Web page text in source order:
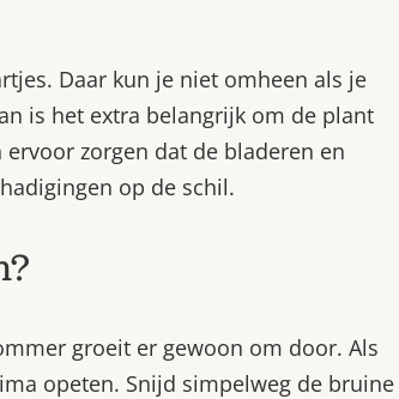
Daar kun je niet omheen als je
is het extra belangrijk om de plant
zorgen dat de bladeren en
op de schil.
groeit er gewoon om door. Als
opeten. Snijd simpelweg de bruine